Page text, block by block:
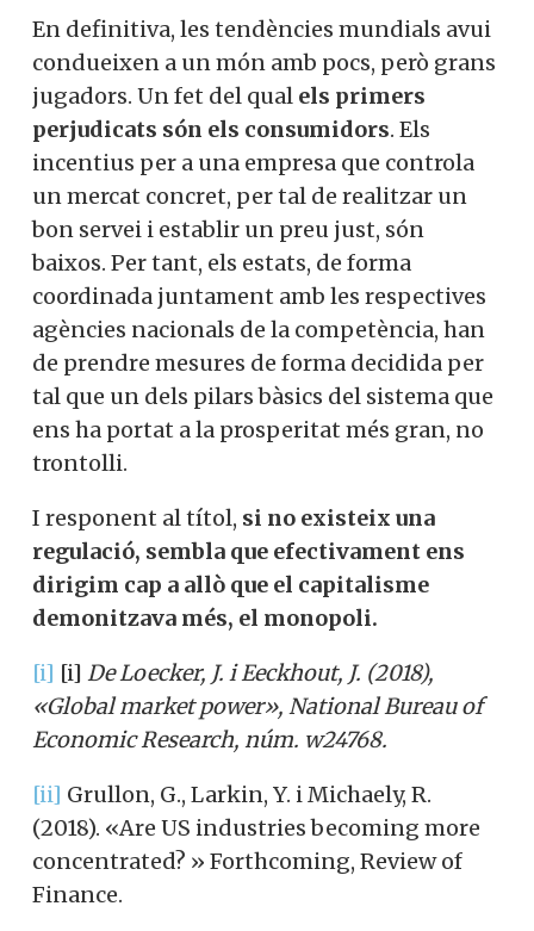
En definitiva, les tendències mundials avui
condueixen a un món amb pocs, però grans
jugadors. Un fet del qual els primers
perjudicats són els consumidors. Els
incentius per a una empresa que controla
un mercat concret, per tal de realitzar un
bon servei i establir un preu just, són
baixos. Per tant, els estats, de forma
coordinada juntament amb les respectives
agències nacionals de la competència, han
de prendre mesures de forma decidida per
tal que un dels pilars bàsics del sistema que
ens ha portat a la prosperitat més gran, no
trontolli.
I responent al títol, si no existeix una
regulació, sembla que efectivament ens
dirigim cap a allò que el capitalisme
demonitzava més, el monopoli.
[i] [i] De Loecker, J. i Eeckhout, J. (2018),
«Global market power», National Bureau of
Economic Research, núm. w24768.
[ii] Grullon, G., Larkin, Y. i Michaely, R.
(2018). «Are US industries becoming more
concentrated? » Forthcoming, Review of
Finance.